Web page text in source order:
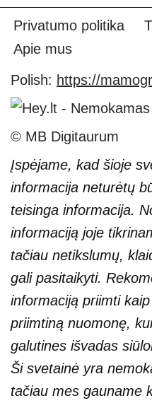
Privatumo politika
Apie mus
Polish: https://
© MB Digitaurum
Įspėjame, kad šioje
informacija neturėtų
teisinga informacija.
informaciją joje
tačiau netikslumų,
gali pasitaikyti.
informaciją priimti
priimtiną nuomonę,
galutines išvadas
Ši svetainė yra
tačiau mes gauname